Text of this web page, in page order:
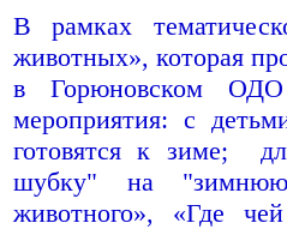
В рамках
животных», которая
в Горюновском ОДО
мероприятия: с
готовятся к зиме;
шубку" на
животного», «Где